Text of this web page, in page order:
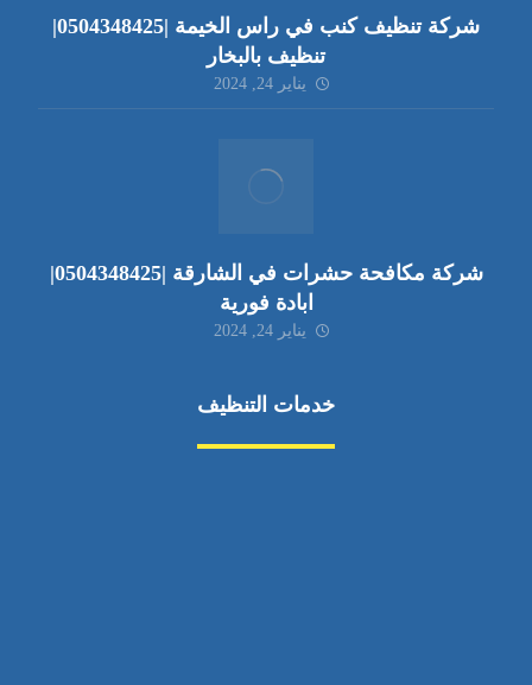
شركة تنظيف كنب في راس الخيمة |0504348425|
تنظيف بالبخار
يناير 24, 2024
شركة مكافحة حشرات في الشارقة |0504348425|
ابادة فورية
يناير 24, 2024
خدمات التنظيف